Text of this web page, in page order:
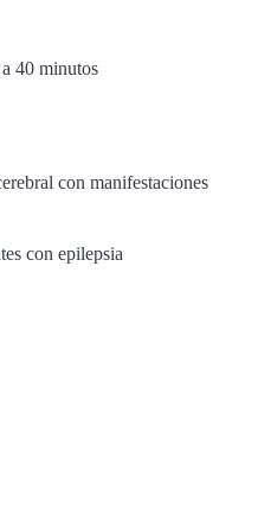
40 minutos
con manifestaciones
con epilepsia